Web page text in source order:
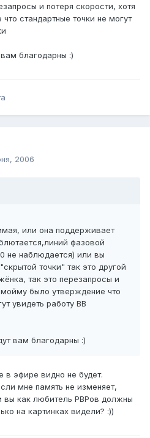
и потеря скорости, хотя
стандартные точки не могут
благодарны :)
2006
или она поддерживает
фазовой
не наблюдается) или вы
точки" так это другой
так это перезапросы и
мойму было утверждение что
увидеть работу ВВ
вам благодарны :)
в эфире видно не будет.
мне память не изменяет,
вы как любитель РВРов должны
на картинках видели? :))